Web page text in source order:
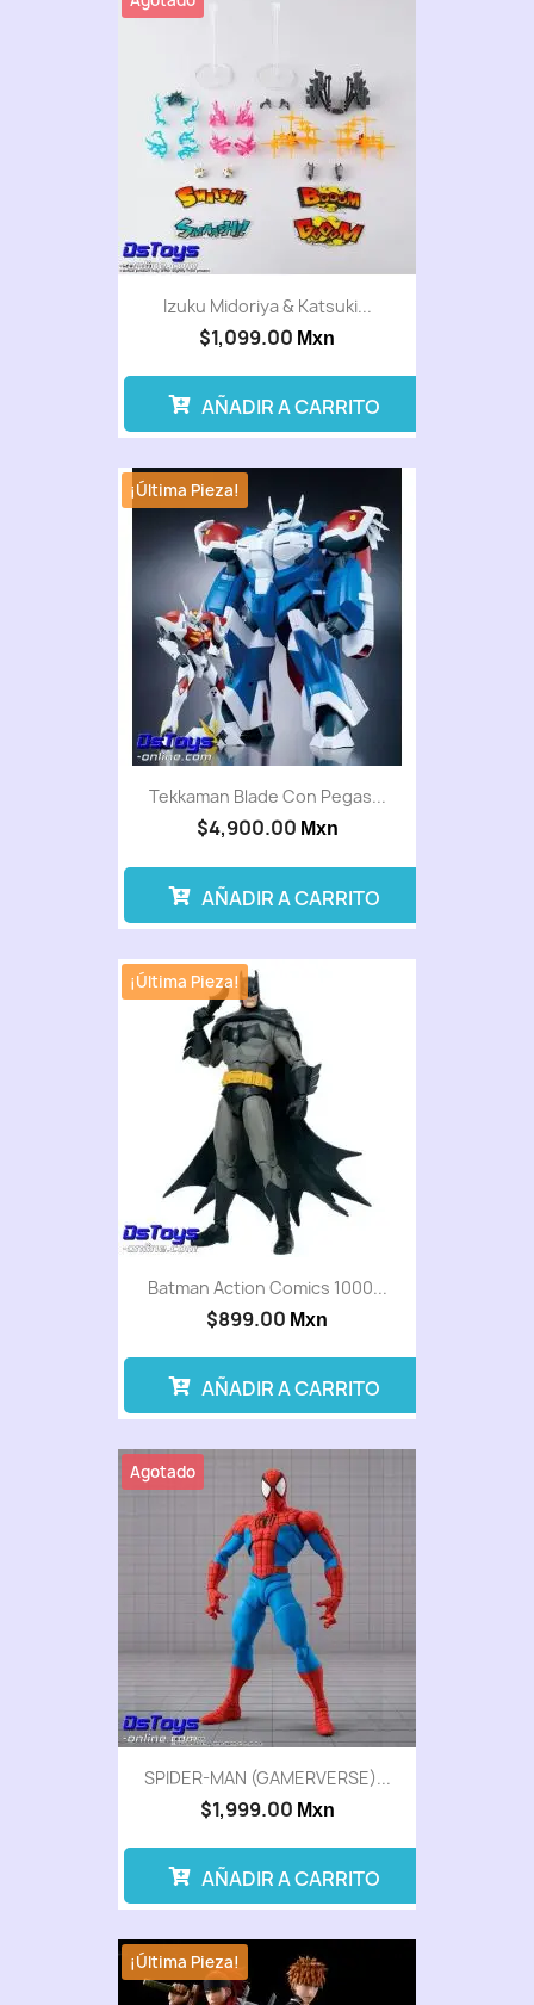
Izuku Midoriya & Katsuki...
$1,099.00 Mxn
AÑADIR A CARRITO
Tekkaman Blade Con Pegas...
$4,900.00 Mxn
¡Última Pieza!
AÑADIR A CARRITO
Batman Action Comics 1000...
$899.00 Mxn
¡Última Pieza!
AÑADIR A CARRITO
SPIDER-MAN (GAMERVERSE)...
$1,999.00 Mxn
Agotado
AÑADIR A CARRITO
¡Última Pieza!